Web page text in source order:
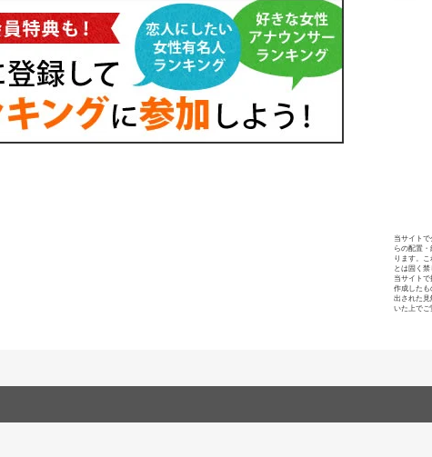
当サイト
らの配置
ります。
とは固く禁
当サイト
作成したも
出された見
いた上でご